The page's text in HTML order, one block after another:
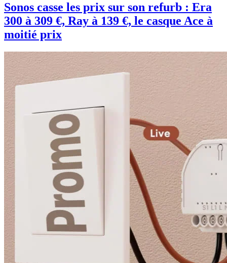
Sonos casse les prix sur son refurb : Era
300 à 309 €, Ray à 139 €, le casque Ace à
moitié prix